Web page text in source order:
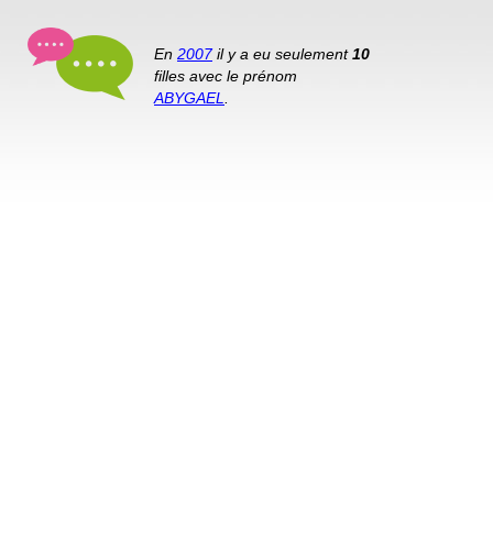
En 2007il y a eu seulement10
filles avec le prénom
ABYGAEL